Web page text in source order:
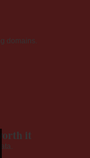
domains.
it